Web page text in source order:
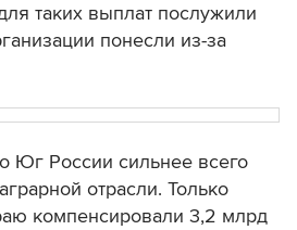
таких выплат послужили
понесли из-за
Юг России сильнее всего
отрасли. Только
компенсировали 3,2 млрд